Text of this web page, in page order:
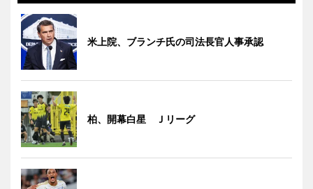
米上院、ブランチ氏の司法長官人事承認
柏、開幕白星 Ｊリーグ